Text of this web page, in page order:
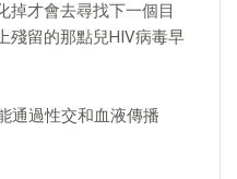
掉才會去尋找下一個目
殘留的那點兒HIV病毒早
通過性交和血液傳播